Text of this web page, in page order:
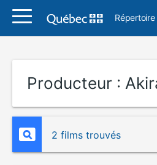
Producteur :
2 films trouvés